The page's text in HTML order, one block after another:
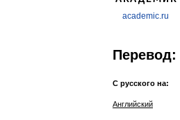
academic.ru
Перевод:
С русского на:
Английский